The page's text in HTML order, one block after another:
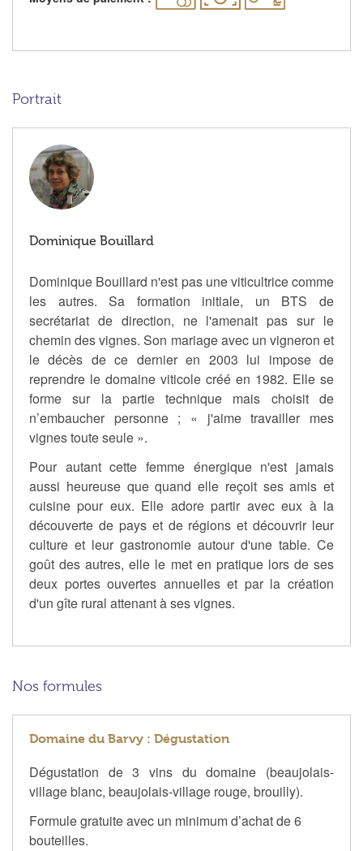
Portrait
Dominique Bouillard
Dominique Bouillard n'est pas une viticultrice comme
les autres. Sa formation initiale, un BTS de
secrétariat de direction, ne l'amenait pas sur le
chemin des vignes. Son mariage avec un vigneron et
le décès de ce dernier en 2003 lui impose de
reprendre le domaine viticole créé en 1982. Elle se
forme sur la partie technique mais choisit de
n’embaucher personne ; « j'aime travailler mes
vignes toute seule ».
Pour autant cette femme énergique n'est jamais
aussi heureuse que quand elle reçoit ses amis et
cuisine pour eux. Elle adore partir avec eux à la
découverte de pays et de régions et découvrir leur
culture et leur gastronomie autour d'une table. Ce
goût des autres, elle le met en pratique lors de ses
deux portes ouvertes annuelles et par la création
d'un gîte rural attenant à ses vignes.
Nos formules
Domaine du Barvy : Dégustation
Dégustation de 3 vins du domaine (beaujolais-
village blanc, beaujolais-village rouge, brouilly).
Formule gratuite avec un minimum d’achat de 6
bouteilles.